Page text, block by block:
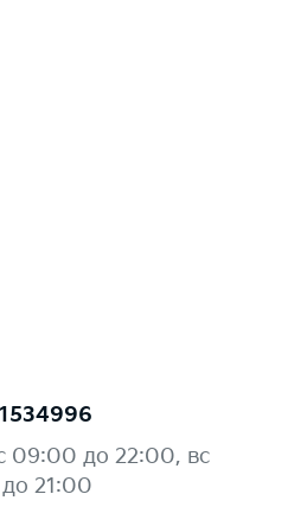
09:00 до 22:00, вс
21:00